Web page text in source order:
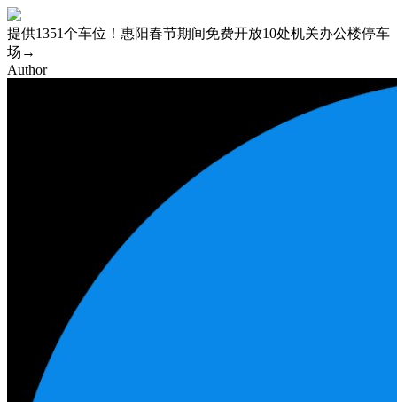
提供1351个车位！惠阳春节期间免费开放10处机关办公楼停车
场→
Author